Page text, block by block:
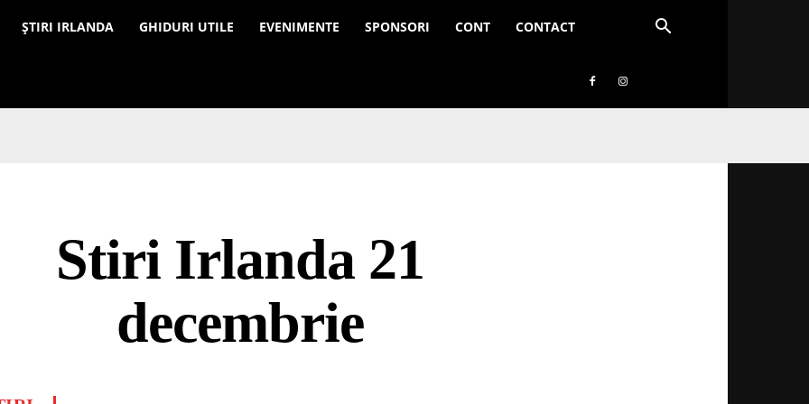
ȘTIRI IRLANDA GHIDURI UTILE EVENIMENTE SPONSORI CONT CONTACT
Stiri Irlanda 21
decembrie